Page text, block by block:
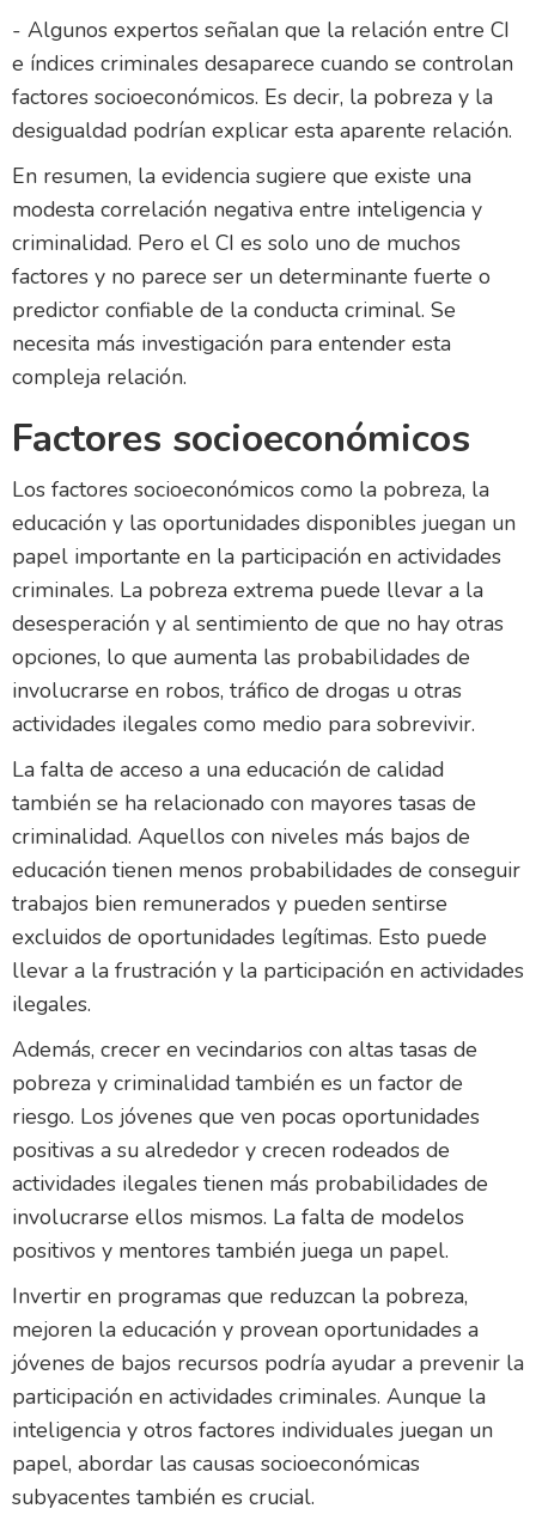
- Algunos expertos señalan que la relación entre CI
e índices criminales desaparece cuando se controlan
factores socioeconómicos. Es decir, la pobreza y la
desigualdad podrían explicar esta aparente relación.
En resumen, la evidencia sugiere que existe una
modesta correlación negativa entre inteligencia y
criminalidad. Pero el CI es solo uno de muchos
factores y no parece ser un determinante fuerte o
predictor confiable de la conducta criminal. Se
necesita más investigación para entender esta
compleja relación.
Factores socioeconómicos
Los factores socioeconómicos como la pobreza, la
educación y las oportunidades disponibles juegan un
papel importante en la participación en actividades
criminales. La pobreza extrema puede llevar a la
desesperación y al sentimiento de que no hay otras
opciones, lo que aumenta las probabilidades de
involucrarse en robos, tráfico de drogas u otras
actividades ilegales como medio para sobrevivir.
La falta de acceso a una educación de calidad
también se ha relacionado con mayores tasas de
criminalidad. Aquellos con niveles más bajos de
educación tienen menos probabilidades de conseguir
trabajos bien remunerados y pueden sentirse
excluidos de oportunidades legítimas. Esto puede
llevar a la frustración y la participación en actividades
ilegales.
Además, crecer en vecindarios con altas tasas de
pobreza y criminalidad también es un factor de
riesgo. Los jóvenes que ven pocas oportunidades
positivas a su alrededor y crecen rodeados de
actividades ilegales tienen más probabilidades de
involucrarse ellos mismos. La falta de modelos
positivos y mentores también juega un papel.
Invertir en programas que reduzcan la pobreza,
mejoren la educación y provean oportunidades a
jóvenes de bajos recursos podría ayudar a prevenir la
participación en actividades criminales. Aunque la
inteligencia y otros factores individuales juegan un
papel, abordar las causas socioeconómicas
subyacentes también es crucial.